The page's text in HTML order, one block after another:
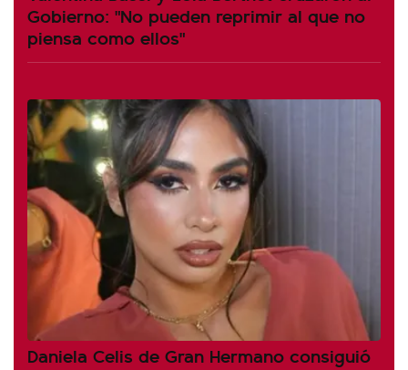
Gobierno: "No pueden reprimir al que no
piensa como ellos"
Daniela Celis de Gran Hermano consiguió